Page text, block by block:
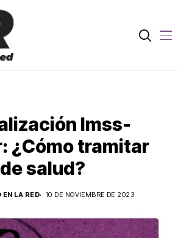
Imss-
¿Cómo tramitar
salud?
EN LA RED
10 DE NOVIEMBRE DE 2023